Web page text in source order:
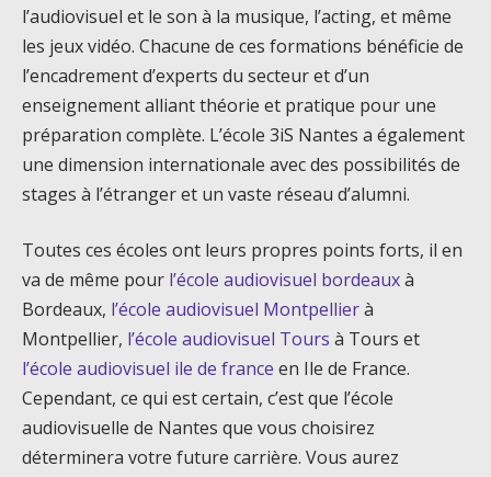
l’audiovisuel et le son à la musique, l’acting, et même
les jeux vidéo. Chacune de ces formations bénéficie de
l’encadrement d’experts du secteur et d’un
enseignement alliant théorie et pratique pour une
préparation complète. L’école 3iS Nantes a également
une dimension internationale avec des possibilités de
stages à l’étranger et un vaste réseau d’alumni.
Toutes ces écoles ont leurs propres points forts, il en
va de même pour l’école audiovisuel bordeauxà
Bordeaux, l’école audiovisuel Montpellierà
Montpellier, l’école audiovisuel Tours à Tours et
l’école audiovisuel ile de france en Ile de France.
Cependant, ce qui est certain, c’est que l’école
audiovisuelle de Nantes que vous choisirez
déterminera votre future carrière. Vous aurez